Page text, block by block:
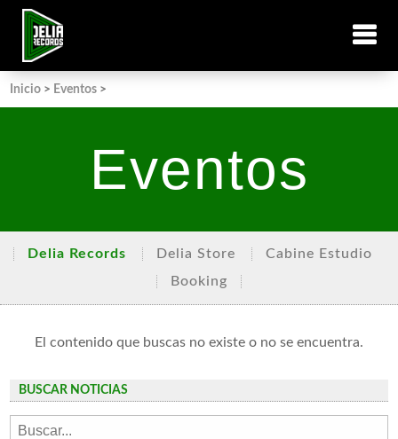
Inicio > Eventos >
Eventos
Delia Records Delia Store
Cabine Estudio
Booking
El contenido que buscas no existe o no se encuentra.
BUSCAR NOTICIAS